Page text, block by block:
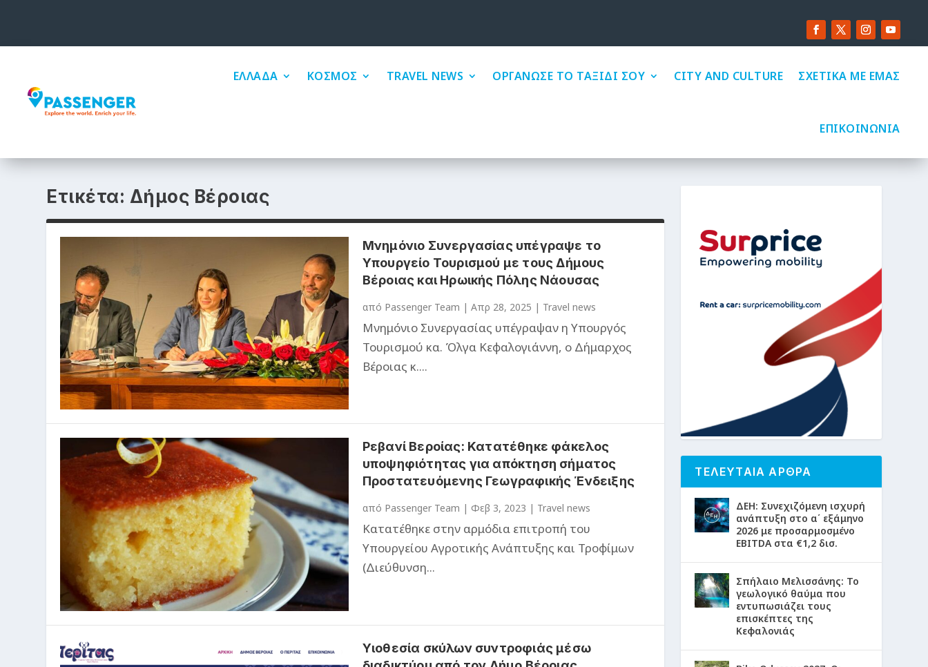
ΕΛΛΑΔΑ ΚΟΣΜΟΣ TRAVEL NEWS ΟΡΓΑΝΩΣΕ ΤΟ ΤΑΞΙΔΙ ΣΟΥ CITY AND CULTURE ΣΧΕΤΙΚΑ ΜΕ ΕΜΑΣ
ΕΠΙΚΟΙΝΩΝΙΑ
Ετικέτα: Δήμος Βέροιας
Μνημόνιο Συνεργασίας υπέγραψε το
Υπουργείο Τουρισμού με τους Δήμους
Βέροιας και Ηρωικής Πόλης Νάουσας
από Passenger Team | Απρ 28, 2025 | Travel news
Μνημόνιο Συνεργασίας υπέγραψαν η Υπουργός
Τουρισμού κα. Όλγα Κεφαλογιάννη, ο Δήμαρχος
Βέροιας κ....
Ρεβανί Βεροίας: Κατατέθηκε φάκελος
υποψηφιότητας για απόκτηση σήματος
Προστατευόμενης Γεωγραφικής Ένδειξης
από Passenger Team | Φεβ 3, 2023 | Travel news
Κατατέθηκε στην αρμόδια επιτροπή του
Υπουργείου Αγροτικής Ανάπτυξης και Τροφίμων
(Διεύθυνση...
Υιοθεσία σκύλων συντροφιάς μέσω
ΤΕΛΕΥΤΑΙΑ ΑΡΘΡΑ
ΔΕΗ: Συνεχιζόμενη ισχυρή
ανάπτυξη στο α΄ εξάμηνο
2026 με προσαρμοσμένο
EBITDA στα €1,2 δισ.
Σπήλαιο Μελισσάνης: Το
γεωλογικό θαύμα που
εντυπωσιάζει τους
επισκέπτες της
Κεφαλονιάς